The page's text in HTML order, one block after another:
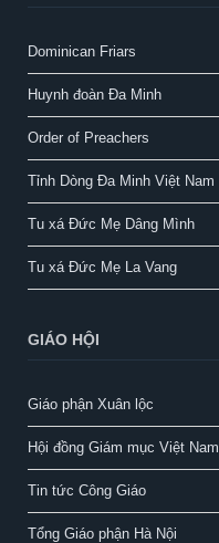
Dominican Friars
Huynh đoàn Đa Minh
Order of Preachers
Tỉnh Dòng Đa Minh Việt Nam
Tu xá Đức Mẹ Dâng Mình
Tu xá Đức Mẹ La Vang
GIÁO HỘI
Giáo phận Xuân lộc
Hội đồng Giám mục Việt Nam
Tin tức Công Giáo
Tổng Giáo phận Hà Nội